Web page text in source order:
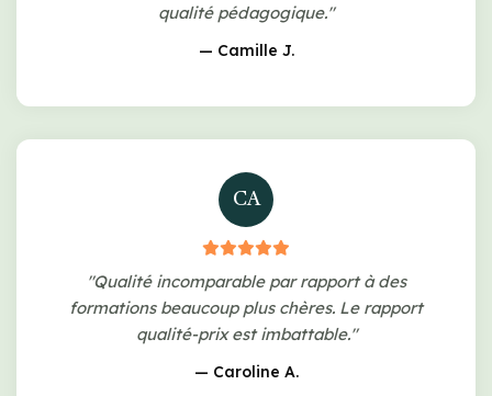
qualité pédagogique."
— Camille J.
CA
"Qualité incomparable par rapport à des
formations beaucoup plus chères. Le rapport
qualité-prix est imbattable."
— Caroline A.